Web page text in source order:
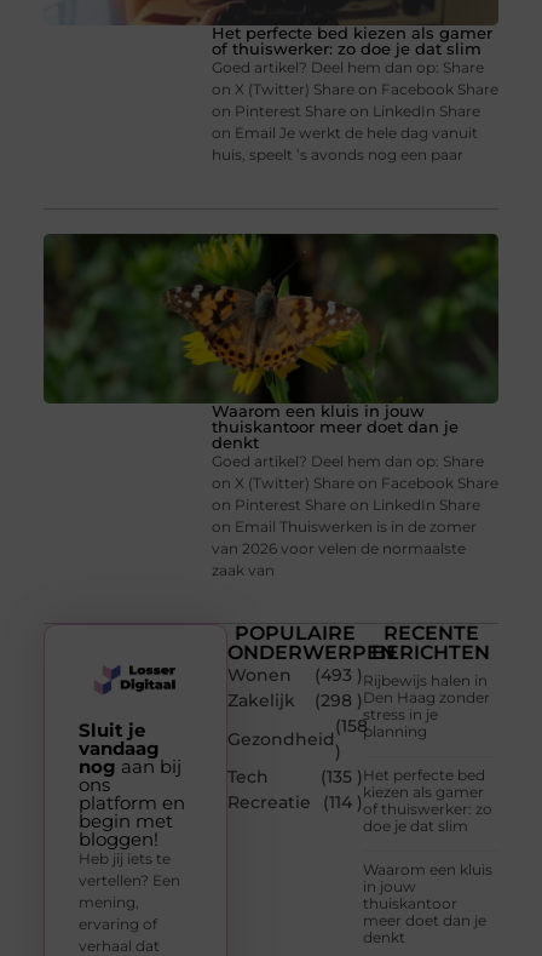
Het perfecte bed kiezen als gamer
of thuiswerker: zo doe je dat slim
Goed artikel? Deel hem dan op: Share
on X (Twitter) Share on Facebook Share
on Pinterest Share on LinkedIn Share
on Email Je werkt de hele dag vanuit
huis, speelt ’s avonds nog een paar
Waarom een kluis in jouw
thuiskantoor meer doet dan je
denkt
Goed artikel? Deel hem dan op: Share
on X (Twitter) Share on Facebook Share
on Pinterest Share on LinkedIn Share
on Email Thuiswerken is in de zomer
van 2026 voor velen de normaalste
zaak van
POPULAIRE
ONDERWERPEN
Wonen
(493 )
Zakelijk
(298 )
Gezondheid
(158
)
Tech
(135 )
Recreatie
(114 )
RECENTE
BERICHTEN
Rijbewijs halen in
Den Haag zonder
stress in je
planning
Het perfecte bed
kiezen als gamer
of thuiswerker: zo
doe je dat slim
Waarom een kluis
in jouw
thuiskantoor
meer doet dan je
denkt
Sluit je
vandaag
nog aan bij
ons
platform en
begin met
bloggen!
Heb jij iets te
vertellen? Een
mening,
ervaring of
verhaal dat